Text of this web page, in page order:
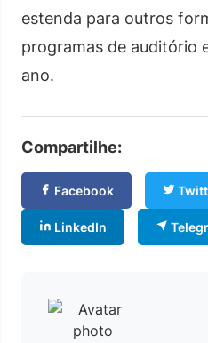
estenda para outros
programas de auditório
ano.
Compartilhe:
Facebook
LinkedIn